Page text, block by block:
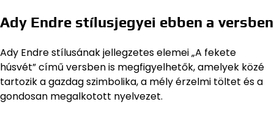
Ady Endre stílusjegyei ebben a versben
Ady Endre stílusának jellegzetes elemei „A fekete
húsvét” című versben is megfigyelhetők, amelyek közé
tartozik a gazdag szimbolika, a mély érzelmi töltet és a
gondosan megalkotott nyelvezet.